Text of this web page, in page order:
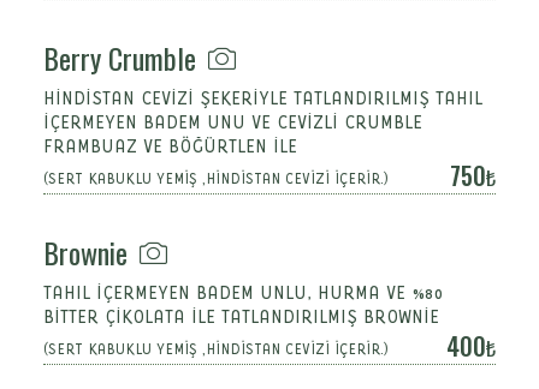
Berry Crumble
HİNDİSTAN CEVİZİ ŞEKERİYLE TATLANDIRILMIŞ TAHIL
İÇERMEYEN BADEM UNU VE CEVİZLİ CRUMBLE
FRAMBUAZ VE BÖĞÜRTLEN İLE
(SERT KABUKLU YEMİŞ ,HİNDİSTAN CEVİZİ İÇERİR.) 750
Brownie
TAHIL İÇERMEYEN BADEM UNLU, HURMA VE %80
BİTTER ÇİKOLATA İLE TATLANDIRILMIŞ BROWNİE
(SERT KABUKLU YEMİŞ ,HİNDİSTAN CEVİZİ İÇERİR.) 400